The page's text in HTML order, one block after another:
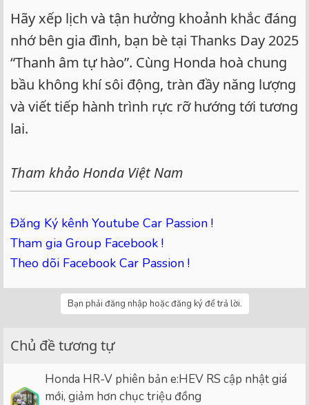
Hãy xếp lịch và tận hưởng khoảnh khắc đáng
nhớ bên gia đình, bạn bè tại Thanks Day 2025
“Thanh âm tự hào”. Cùng Honda hoà chung
bầu không khí sôi động, tràn đầy năng lượng
và viết tiếp hành trình rực rỡ hướng tới tương
lai.
Tham khảo Honda Việt Nam
Đăng Ký kênh Youtube Car Passion !
Tham gia Group Facebook !
Theo dõi Facebook Car Passion !
Bạn phải đăng nhập hoặc đăng ký để trả lời.
Chủ đề tương tự
Honda HR-V phiên bản e:HEV RS cập nhật giá
mới, giảm hơn chục triệu đồng